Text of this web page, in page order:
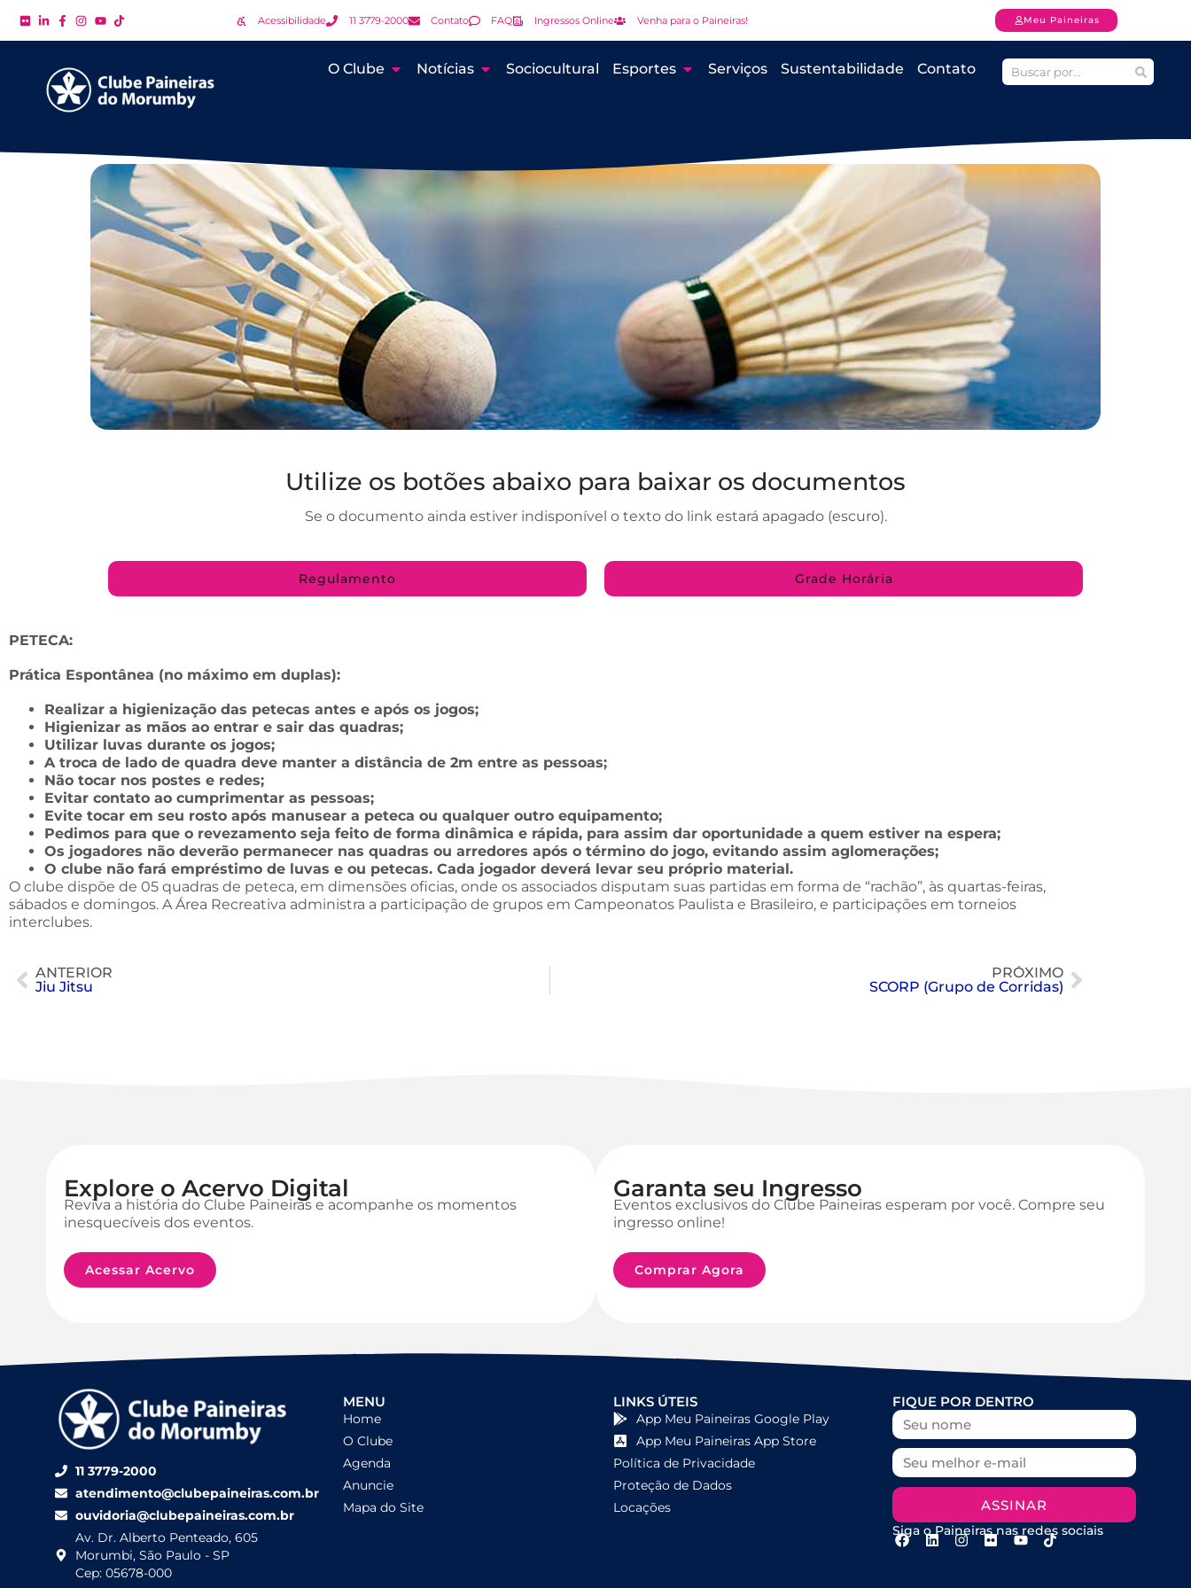
Acessibilidade 11 3779-2000 Contato FAQ Ingressos Online Venha para o Paineiras! Meu Paineiras
O Clube Notícias Sociocultural Esportes Serviços Sustentabilidade Contato
Utilize os botões abaixo para baixar os documentos
Se o documento ainda estiver indisponível o texto do link estará apagado (escuro).
Regulamento Grade Horária
PETECA:
Prática Espontânea (no máximo em duplas):
Realizar a higienização das petecas antes e após os jogos;
Higienizar as mãos ao entrar e sair das quadras;
Utilizar luvas durante os jogos;
A troca de lado de quadra deve manter a distância de 2m entre as pessoas;
Não tocar nos postes e redes;
Evitar contato ao cumprimentar as pessoas;
Evite tocar em seu rosto após manusear a peteca ou qualquer outro equipamento;
Pedimos para que o revezamento seja feito de forma dinâmica e rápida, para assim dar oportunidade a quem estiver na espera;
Os jogadores não deverão permanecer nas quadras ou arredores após o término do jogo, evitando assim aglomerações;
O clube não fará empréstimo de luvas e ou petecas. Cada jogador deverá levar seu próprio material.
O clube dispõe de 05 quadras de peteca, em dimensões oficias, onde os associados disputam suas partidas em forma de “rachão”, às quartas-feiras,
sábados e domingos. A Área Recreativa administra a participação de grupos em Campeonatos Paulista e Brasileiro, e participações em torneios
interclubes.
ANTERIOR
Jiu Jitsu
PRÓXIMO
SCORP (Grupo de Corridas)
Explore o Acervo Digital
Reviva a história do Clube Paineiras e acompanhe os momentos
inesquecíveis dos eventos.
Acessar Acervo
Garanta seu Ingresso
Eventos exclusivos do Clube Paineiras esperam por você. Compre seu
ingresso online!
Comprar Agora
11 3779-2000
atendimento@clubepaineiras.com.br
ouvidoria@clubepaineiras.com.br
Av. Dr. Alberto Penteado, 605
Morumbi, São Paulo - SP
Cep: 05678-000
MENU
Home
O Clube
Agenda
Anuncie
Mapa do Site
LINKS ÚTEIS
App Meu Paineiras Google Play
App Meu Paineiras App Store
Política de Privacidade
Proteção de Dados
Locações
FIQUE POR DENTRO
ASSINAR
Siga o Paineiras nas redes sociais